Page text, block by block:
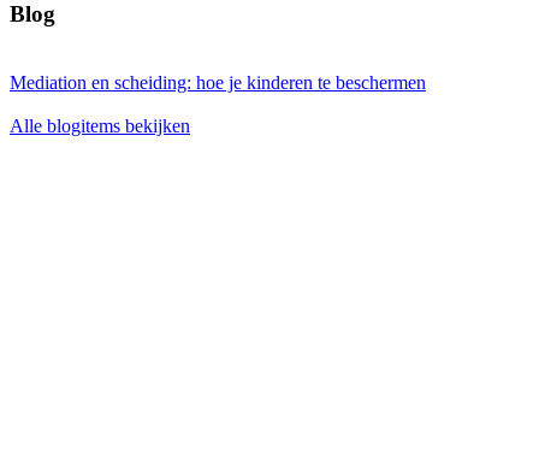
Blog
Mediation en scheiding: hoe je kinderen te beschermen
Alle blogitems bekijken